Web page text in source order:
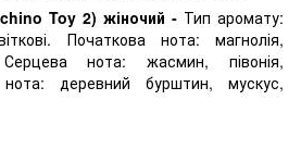
Toy 2) жіночий - Тип аромату:
Початкова нота: магнолія,
нота: жасмин, півонія,
деревний бурштин, мускус,